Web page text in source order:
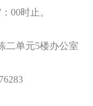
00时止。
二单元5楼办公室